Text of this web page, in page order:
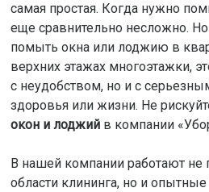
самая простая. Когда нужно
еще сравнительно несложно.
помыть окна или лоджию в
верхних этажах многоэтажки,
с неудобством, но и с
здоровья или жизни. Не
окон и лоджийв компании
В нашей компании работают не
области клининга, но и